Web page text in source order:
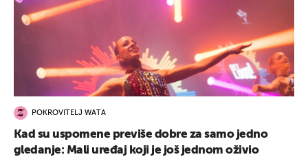
POKROVITELJ WATA
Kad su uspomene previše dobre za samo jedno
gledanje: Mali uređaj koji je još jednom oživio